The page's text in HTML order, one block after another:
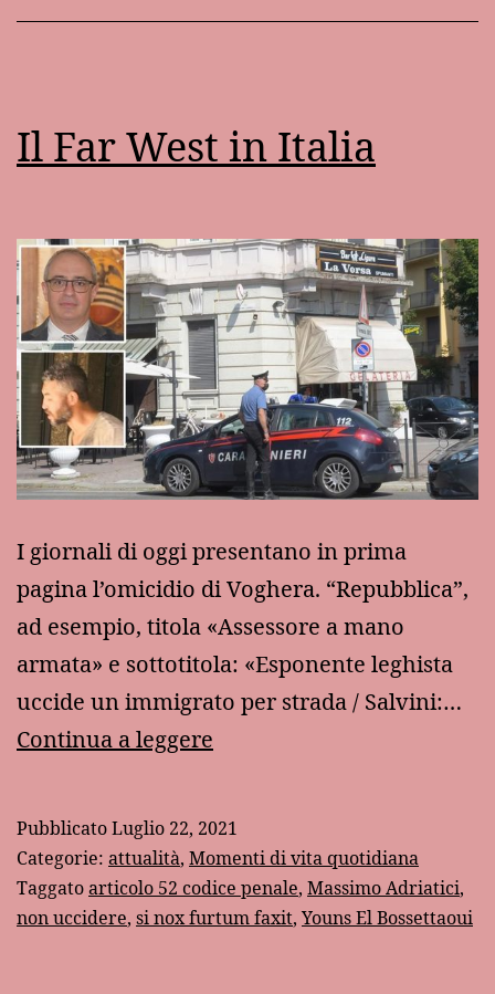
Il Far West in Italia
I giornali di oggi presentano in prima
pagina l’omicidio di Voghera. “Repubblica”,
ad esempio, titola «Assessore a mano
armata» e sottotitola: «Esponente leghista
uccide un immigrato per strada / Salvini:…
Continua a leggere
in
Italia
PubblicatoLuglio 22, 2021
Categorie: attualità, Momenti di vita quotidiana
Taggatoarticolo 52 codice penale, Massimo Adriatici,
non uccidere, si nox furtum faxit, Youns El Bossettaoui